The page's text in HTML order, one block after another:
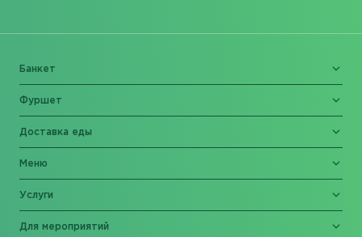
Банкет
Фуршет
Доставка еды
Меню
Услуги
Для мероприятий